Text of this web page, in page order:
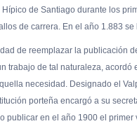
de Santiago durante los
de carrera. En el año 1.883
de reemplazar la publicación
trabajo de tal naturaleza, acordó
necesidad. Designado el
porteña encargó a su
publicar en el año 1900 el